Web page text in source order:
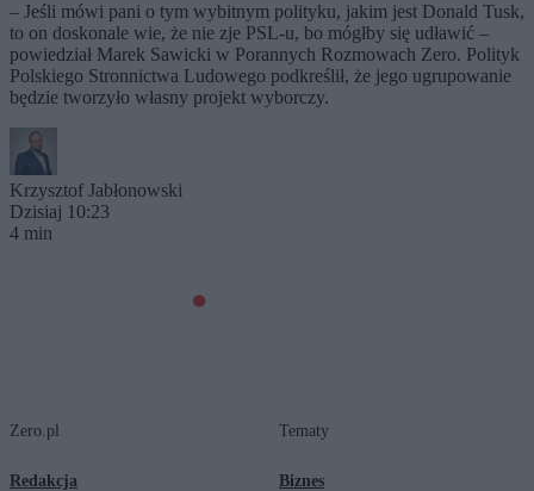
– Jeśli mówi pani o tym wybitnym polityku, jakim jest Donald Tusk,
to on doskonale wie, że nie zje PSL-u, bo mógłby się udławić –
powiedział Marek Sawicki w Porannych Rozmowach Zero. Polityk
Polskiego Stronnictwa Ludowego podkreślił, że jego ugrupowanie
będzie tworzyło własny projekt wyborczy.
Krzysztof Jabłonowski
Dzisiaj 10:23
4 min
Zero.pl
Redakcja
Tematy
Biznes